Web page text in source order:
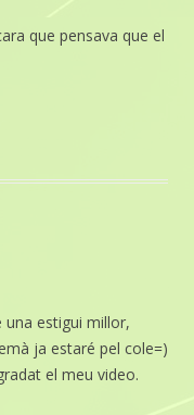
que pensava que el
estigui millor,
ja estaré pel cole=)
el meu video.